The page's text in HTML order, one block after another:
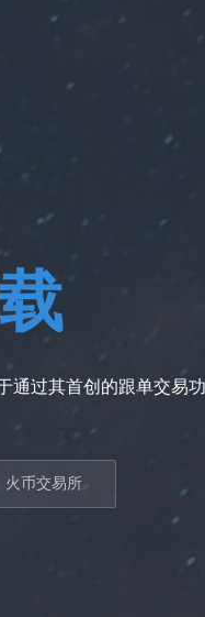
过其首创的跟单交易
火币交易所